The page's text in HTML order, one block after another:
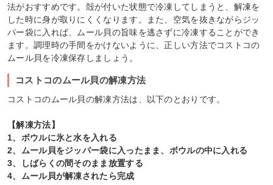
法がおすすめです。殻が付いた状態で冷凍してしまうと、解凍を
した時に身が取りにくくなります。また、空気を抜きながらジッ
パー袋に入れば、ムール貝の旨味を逃さずに冷凍することができ
ます。調理時の手間をかけないように、正しい方法でコストコの
ムール貝を冷凍保存しましょう。
コストコのムール貝の解凍方法
コストコのムール貝の解凍方法は、以下のとおりです。
【解凍方法】
1、ボウルに氷と水を入れる
2、ムール貝をジッパー袋に入ったまま、ボウルの中に入れる
3、しばらくの間そのまま放置する
4、ムール貝が解凍されたら完成